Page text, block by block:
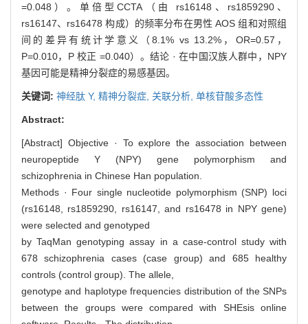
=0.048）。单倍型CCTA（由 rs16148、rs1859290、
rs16147、rs16478 构成）的频率分布在男性 AOS 组和对照组
间的差异有统计学意义（8.1% vs 13.2%，OR=0.57，
P=0.010，P 校正 =0.040）。结论 · 在中国汉族人群中，NPY
基因可能是精神分裂症的易感基因。
关键词: 神经肽 Y, 精神分裂症, 关联分析, 单核苷酸多态性
Abstract:
[Abstract] Objective · To explore the association between
neuropeptide Y (NPY) gene polymorphism and
schizophrenia in Chinese Han population.
Methods · Four single nucleotide polymorphism (SNP) loci
(rs16148, rs1859290, rs16147, and rs16478 in NPY gene)
were selected and genotyped
by TaqMan genotyping assay in a case-control study with
678 schizophrenia cases (case group) and 685 healthy
controls (control group). The allele,
genotype and haplotype frequencies distribution of the SNPs
between the groups were compared with SHEsis online